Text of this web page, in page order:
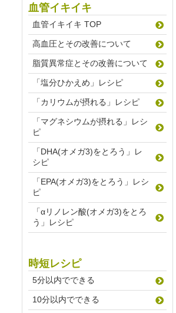
血管イキイキ
血管イキイキ TOP
高血圧とその改善について
脂質異常症とその改善について
「塩分ひかえめ」レシピ
「カリウムが摂れる」レシピ
「マグネシウムが摂れる」レシ
ピ
「DHA(オメガ3)をとろう」レ
シピ
「EPA(オメガ3)をとろう」レシ
ピ
「αリノレン酸(オメガ3)をとろ
う」レシピ
時短レシピ
5分以内でできる
10分以内でできる